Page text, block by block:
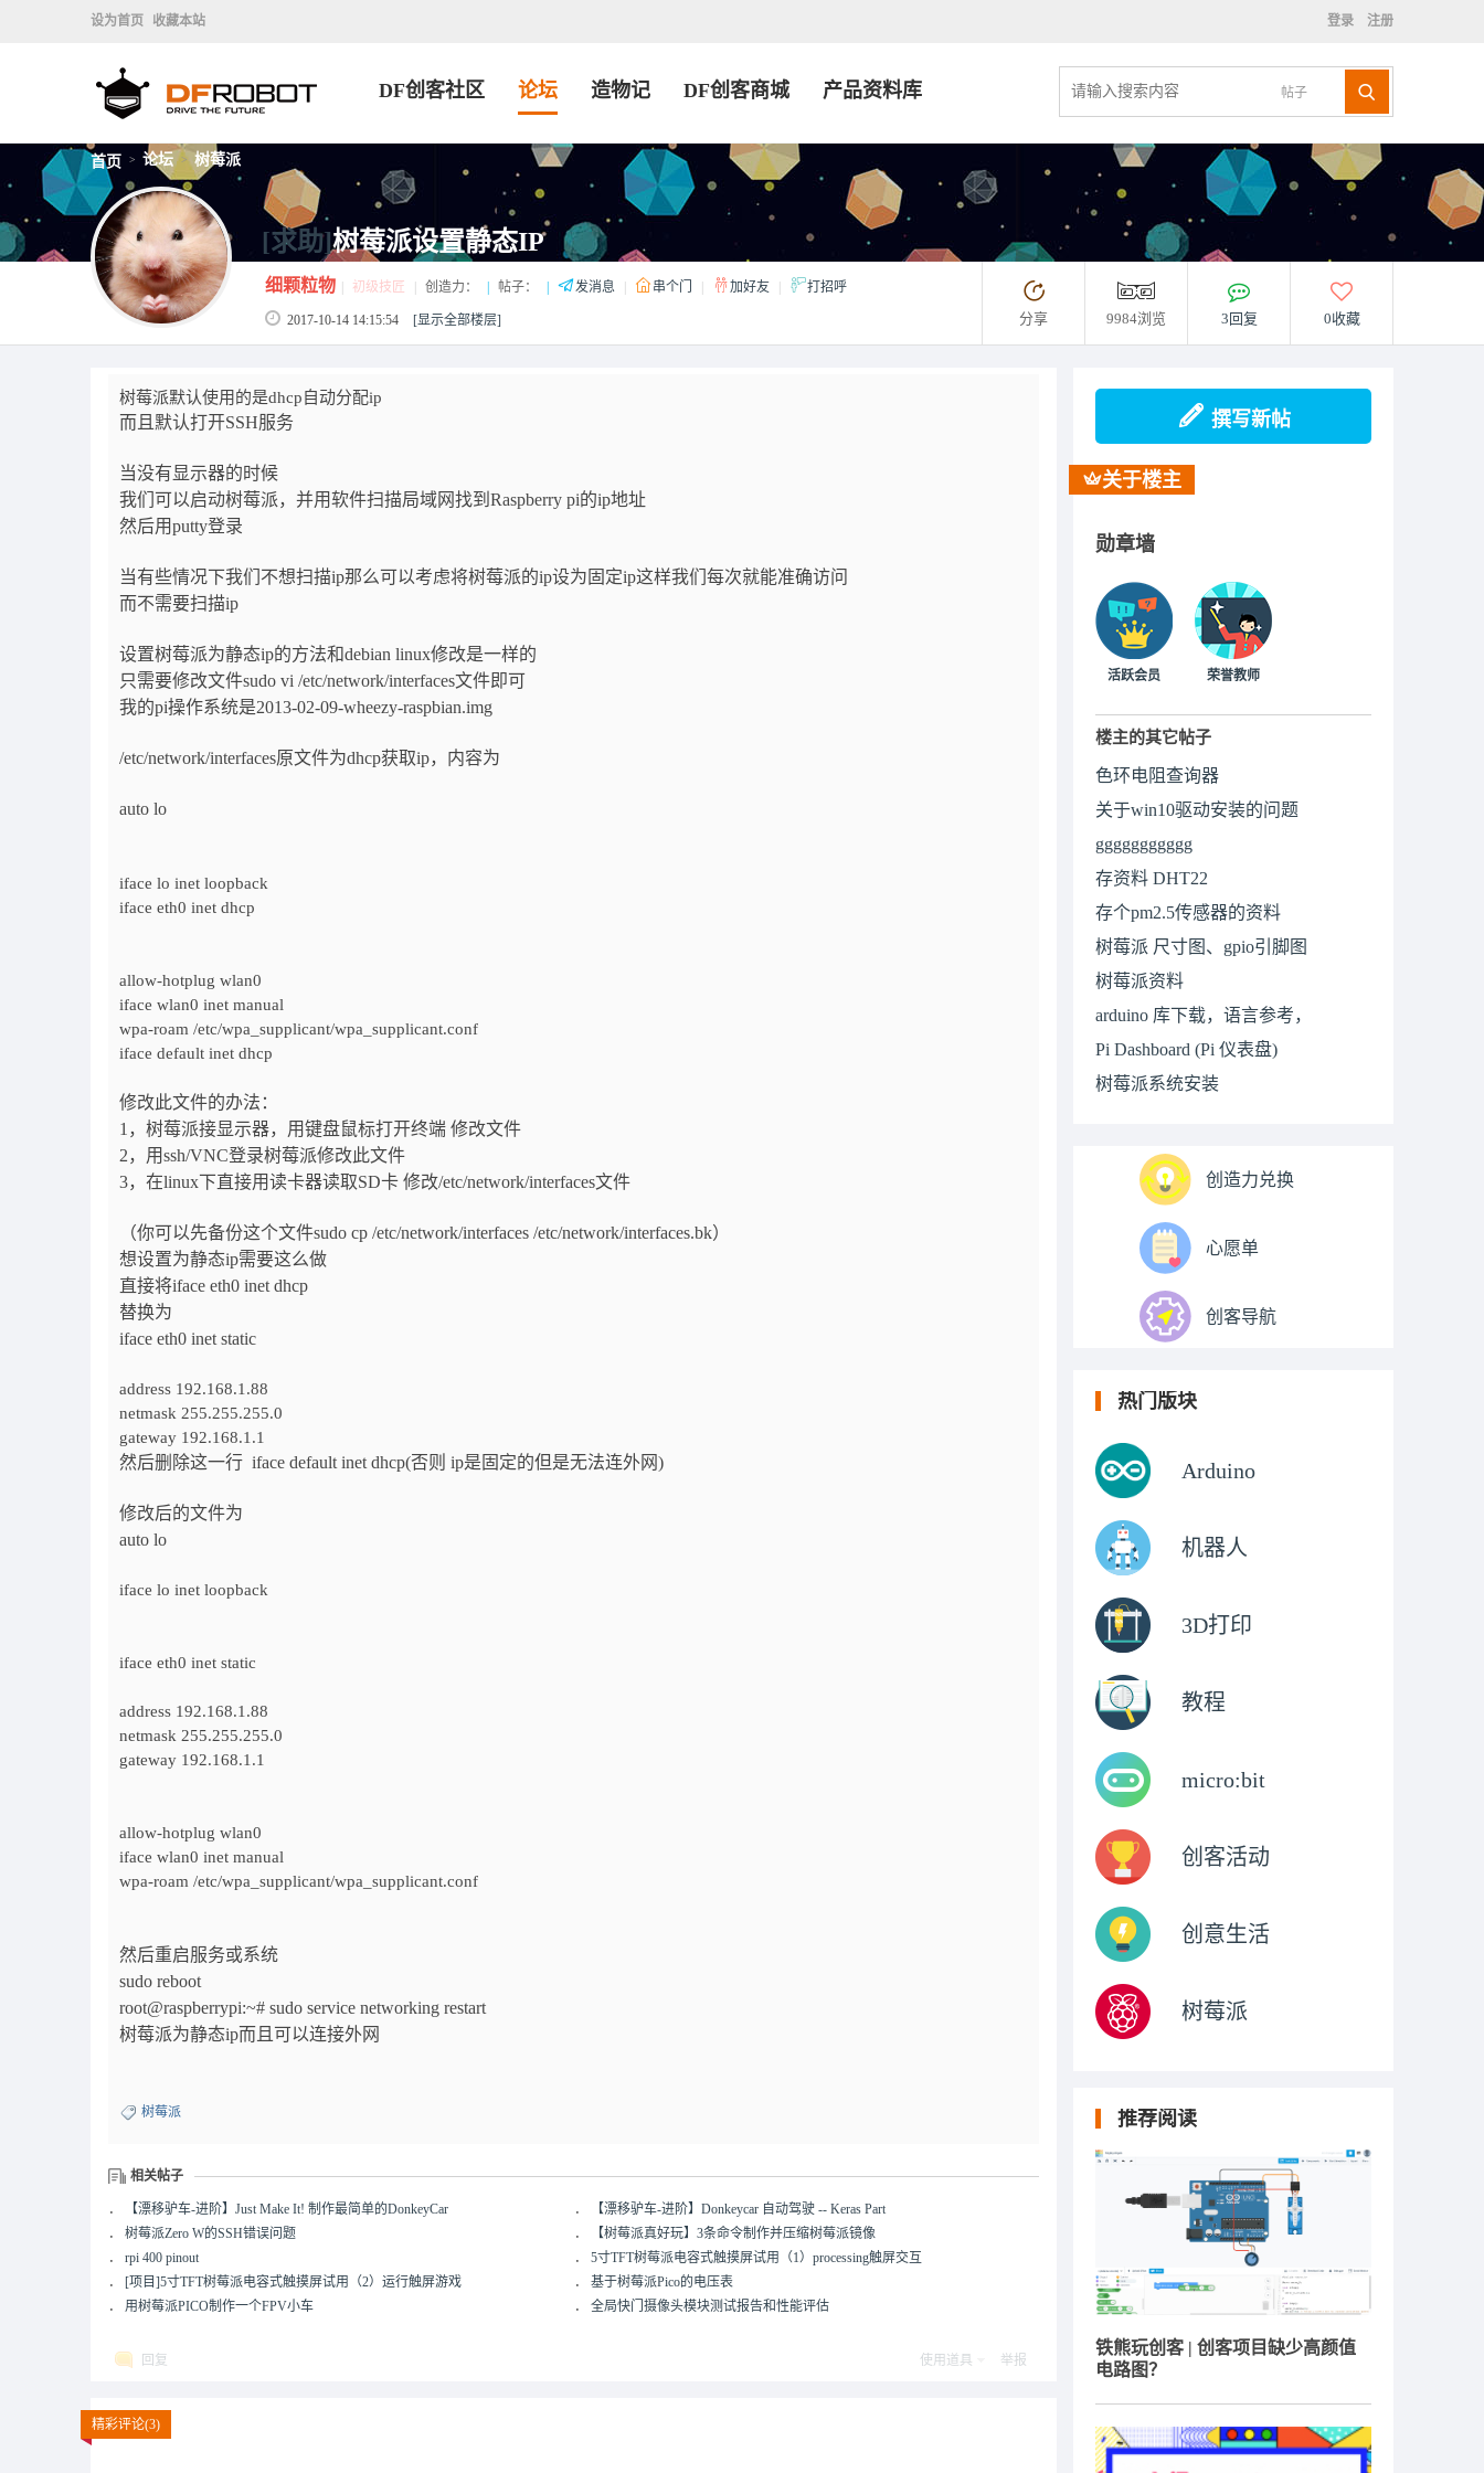
设为首页 收藏本站 登录 注册
帖子
DF创客社区 论坛 造物记 DF创客商城 产品资料库
首页 > 论坛 > 树莓派
[求助]树莓派设置静态IP
细颗粒物 初级技匠 创造力： 帖子： 发消息 串个门 加好友 打招呼
2017-10-14 14:15:54 [显示全部楼层] 分享 9984浏览 3回复 0收藏
树莓派默认使用的是dhcp自动分配ip
而且默认打开SSH服务
当没有显示器的时候
我们可以启动树莓派，并用软件扫描局域网找到Raspberry pi的ip地址
然后用putty登录
当有些情况下我们不想扫描ip那么可以考虑将树莓派的ip设为固定ip这样我们每次就能准确访问
而不需要扫描ip
设置树莓派为静态ip的方法和debian linux修改是一样的
只需要修改文件sudo vi /etc/network/interfaces文件即可
我的pi操作系统是2013-02-09-wheezy-raspbian.img
/etc/network/interfaces原文件为dhcp获取ip，内容为
auto lo
iface lo inet loopback
iface eth0 inet dhcp
allow-hotplug wlan0
iface wlan0 inet manual
wpa-roam /etc/wpa_supplicant/wpa_supplicant.conf
iface default inet dhcp
修改此文件的办法：
1，树莓派接显示器，用键盘鼠标打开终端 修改文件
2，用ssh/VNC登录树莓派修改此文件
3，在linux下直接用读卡器读取SD卡 修改/etc/network/interfaces文件
（你可以先备份这个文件sudo cp /etc/network/interfaces /etc/network/interfaces.bk）
想设置为静态ip需要这么做
直接将iface eth0 inet dhcp
替换为
iface eth0 inet static
address 192.168.1.88
netmask 255.255.255.0
gateway 192.168.1.1
然后删除这一行 iface default inet dhcp(否则 ip是固定的但是无法连外网)
修改后的文件为
auto lo
iface lo inet loopback
iface eth0 inet static
address 192.168.1.88
netmask 255.255.255.0
gateway 192.168.1.1
allow-hotplug wlan0
iface wlan0 inet manual
wpa-roam /etc/wpa_supplicant/wpa_supplicant.conf
然后重启服务或系统
sudo reboot
root@raspberrypi:~# sudo service networking restart
树莓派为静态ip而且可以连接外网
树莓派
相关帖子
． 【漂移驴车-进阶】Just Make It! 制作最简单的DonkeyCar ．
【漂移驴车-进阶】Donkeycar 自动驾驶 -- Keras Part
． 树莓派Zero W的SSH错误问题 ．
【树莓派真好玩】3条命令制作并压缩树莓派镜像
． rpi 400 pinout ． 5寸TFT树莓派电容式触摸屏试用（1）processing触屏交互
． [项目]5寸TFT树莓派电容式触摸屏试用（2）运行触屏游戏 ． 基于树莓派Pico的电压表
． 用树莓派PICO制作一个FPV小车 ． 全局快门摄像头模块测试报告和性能评估
回复 使用道具 举报
精彩评论(3)
撰写新帖
关于楼主
勋章墙
活跃会员 荣誉教师
楼主的其它帖子
色环电阻查询器
关于win10驱动安装的问题
ggggggggggg
存资料 DHT22
存个pm2.5传感器的资料
树莓派 尺寸图、gpio引脚图
树莓派资料
arduino 库下载，语言参考，
Pi Dashboard (Pi 仪表盘)
树莓派系统安装
创造力兑换
心愿单
创客导航
热门版块
Arduino
机器人
3D打印
教程
micro:bit
创客活动
创意生活
树莓派
推荐阅读
铁熊玩创客 | 创客项目缺少高颜值
电路图？